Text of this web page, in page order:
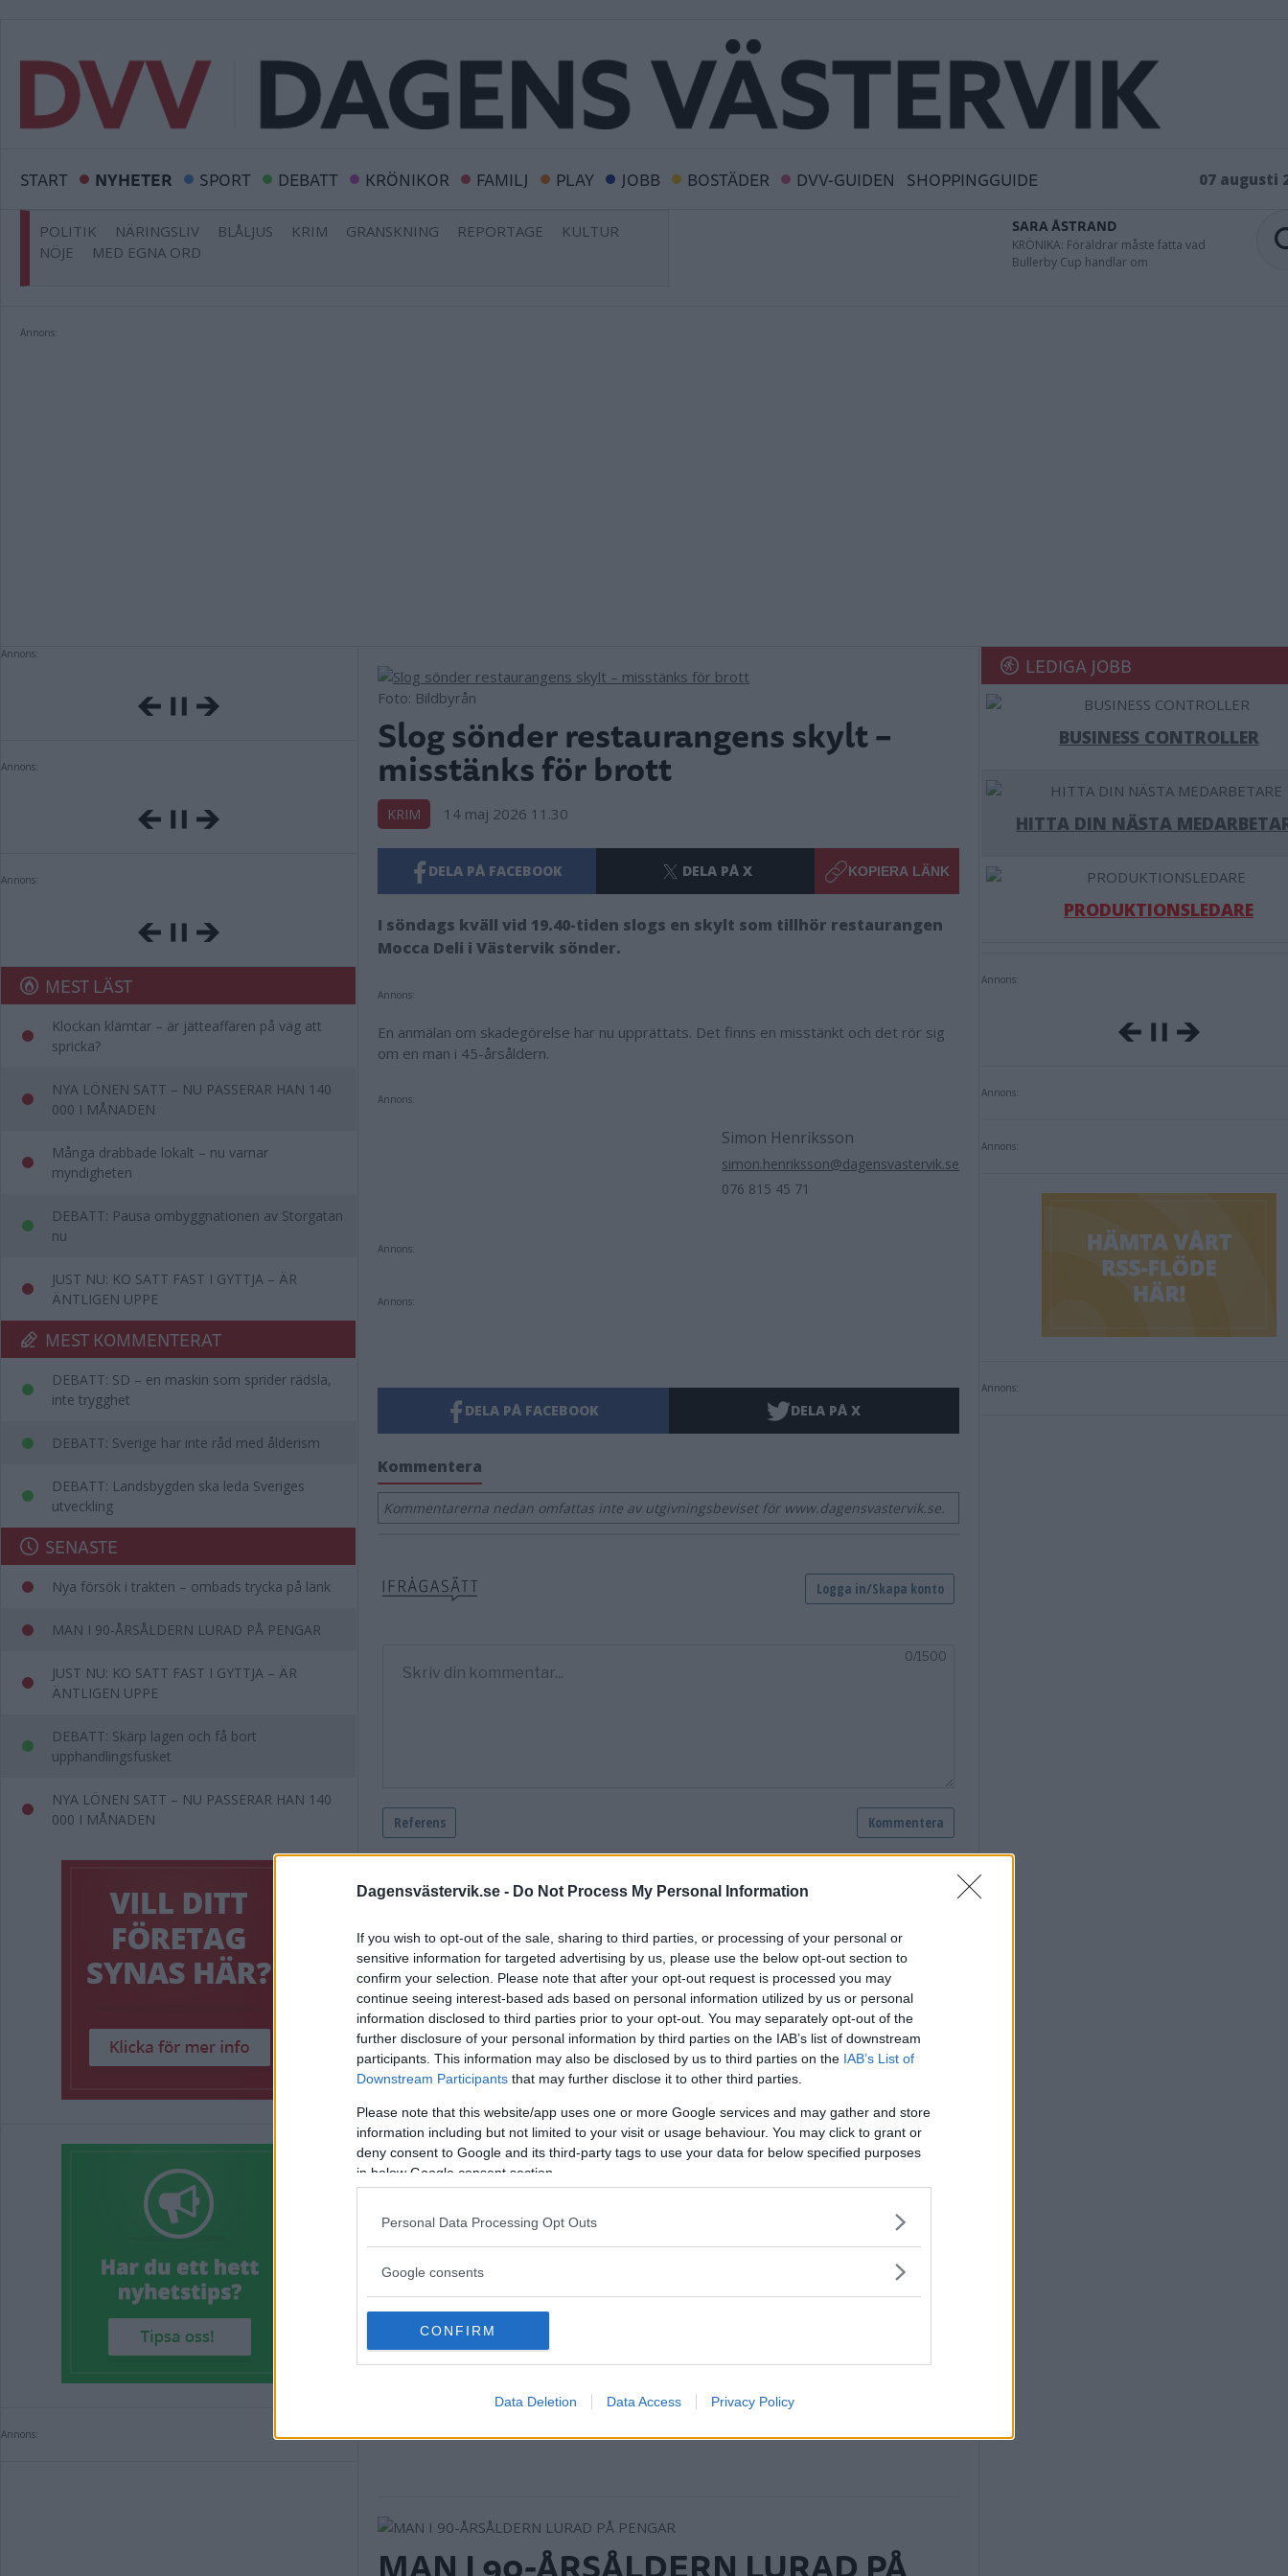
Dagensvästervik.se - Do Not Process My Personal Information
If you wish to opt-out of the sale, sharing to third parties, or processing of your personal or
sensitive information for targeted advertising by us, please use the below opt-out section to
confirm your selection. Please note that after your opt-out request is processed you may
continue seeing interest-based ads based on personal information utilized by us or personal
information disclosed to third parties prior to your opt-out. You may separately opt-out of the
further disclosure of your personal information by third parties on the IAB’s list of downstream
participants. This information may also be disclosed by us to third parties on the IAB’s List of
Downstream Participants that may further disclose it to other third parties.
Please note that this website/app uses one or more Google services and may gather and store
information including but not limited to your visit or usage behaviour. You may click to grant or
deny consent to Google and its third-party tags to use your data for below specified purposes
in below Google consent section.
Personal Data Processing Opt Outs
Google consents
CONFIRM
Data Deletion Data Access Privacy Policy
START NYHETER SPORT DEBATT KRÖNIKOR FAMILJ PLAY JOBB BOSTÄDER DVV-GUIDEN SHOPPINGGUIDE 07 augusti
POLITIK NÄRINGSLIV BLÅLJUS KRIM GRANSKNING REPORTAGE
KULTUR
NÖJE
MED EGNA ORD
SARA ÅSTRAND
KRÖNIKA: Föräldrar måste fatta vad
Bullerby Cup handlar om
Annons:
Annons:
Annons:
Annons:
MEST LÄST
Klockan klämtar – är jätteaffären på väg att
spricka?
NYA LÖNEN SATT – NU PASSERAR HAN 140
000 I MÅNADEN
Många drabbade lokalt – nu varnar
myndigheten
DEBATT: Pausa ombyggnationen av Storgatan
nu
JUST NU: KO SATT FAST I GYTTJA – ÄR
ÄNTLIGEN UPPE
MEST KOMMENTERAT
DEBATT: SD – en maskin som sprider rädsla,
inte trygghet
DEBATT: Sverige har inte råd med ålderism
DEBATT: Landsbygden ska leda Sveriges
utveckling
SENASTE
Nya försök i trakten – ombads trycka på länk
MAN I 90-ÅRSÅLDERN LURAD PÅ PENGAR
JUST NU: KO SATT FAST I GYTTJA – ÄR
ÄNTLIGEN UPPE
DEBATT: Skärp lagen och få bort
upphandlingsfusket
NYA LÖNEN SATT – NU PASSERAR HAN 140
000 I MÅNADEN
Annons:
Foto: Bildbyrån
Slog sönder restaurangens skylt –
misstänks för brott
KRIM 14 maj 2026 11.30
DELA PÅ FACEBOOK DELA PÅ X KOPIERA LÄNK
I söndags kväll vid 19.40-tiden slogs en skylt som tillhör restaurangen
Mocca Deli i Västervik sönder.
Annons:
En anmälan om skadegörelse har nu upprättats. Det finns en misstänkt och det rör sig
om en man i 45-årsåldern.
Annons:
Simon Henriksson
simon.henriksson@dagensvastervik.se
076 815 45 71
Annons:
Annons:
DELA PÅ FACEBOOK DELA PÅ X
Kommentera
Kommentarerna nedan omfattas inte av utgivningsbeviset för www.dagensvastervik.se.
Nya försök i trakten – ombads trycka
på länk
KRIM 07 augusti 2026 09.30
LEDIGA JOBB
BUSINESS CONTROLLER
HITTA DIN NÄSTA
PRODUKTIONSLEDARE
Annons:
Annons:
Annons:
Annons: